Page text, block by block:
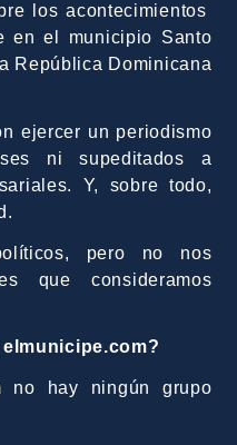
los acontecimientos
en el municipio Santo
República Dominicana
ejercer un periodismo
ni supeditados a
Y, sobre todo,
pero no nos
que consideramos
no hay ningún grupo